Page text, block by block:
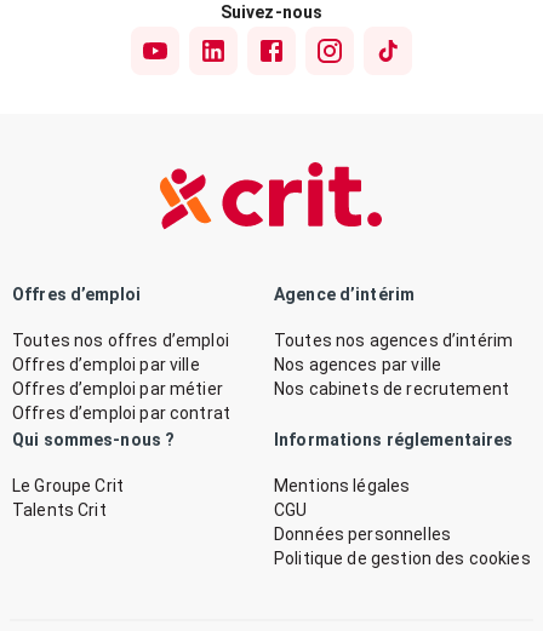
Suivez-nous
Offres d’emploi
Toutes nos offres d’emploi
Offres d’emploi par ville
Offres d’emploi par métier
Offres d’emploi par contrat
Agence d’intérim
Toutes nos agences d’intérim
Nos agences par ville
Nos cabinets de recrutement
Qui sommes-nous ?
Le Groupe Crit
Talents Crit
Informations réglementaires
Mentions légales
CGU
Données personnelles
Politique de gestion des cookies